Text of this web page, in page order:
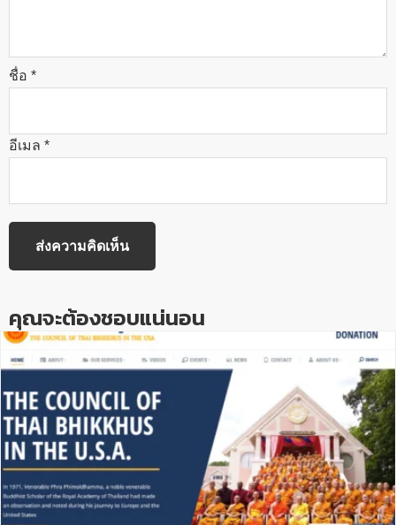
ชื่อ *
อีเมล *
คุณจะต้องชอบแน่นอน